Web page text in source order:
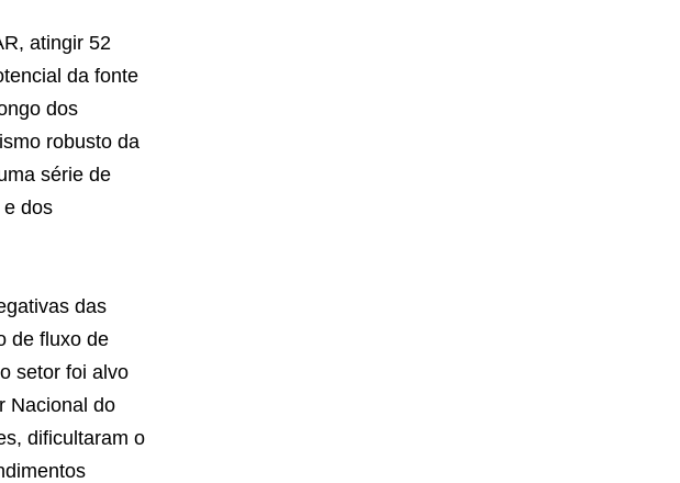
atingir 52
da fonte
dos
robusto da
série de
dos
das
de fluxo de
setor foi alvo
Nacional do
dificultaram o